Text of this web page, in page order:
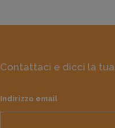
Contattaci e dicci la
Indirizzo email